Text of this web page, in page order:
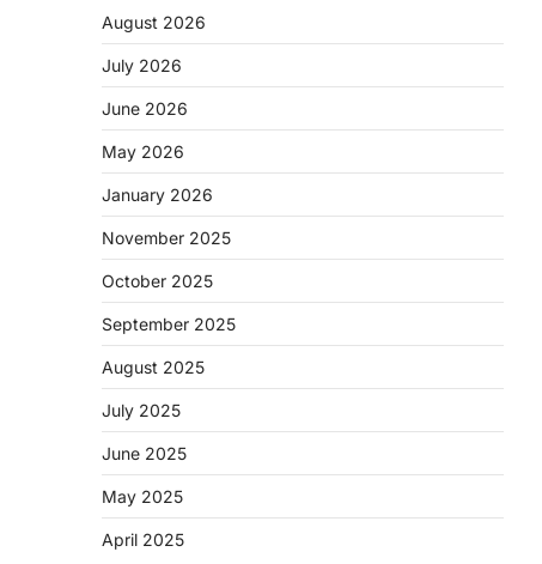
August 2026
July 2026
June 2026
May 2026
January 2026
November 2025
October 2025
September 2025
August 2025
July 2025
June 2025
May 2025
April 2025
BIG NEWS
महिला के अंडाशय कैंसर की सफल
बिलासपुर के स्त्री एवं प्रसूति रोग विभाग के विशेषज्ञ
डॉक्टरों…
CHHATTISGARH
CG: महुआ ने बदली महिलाओं की जिंदगी
जनजातीय कार्य मंत्रालय और ट्राइफेड की एक
CHHATTISGARH